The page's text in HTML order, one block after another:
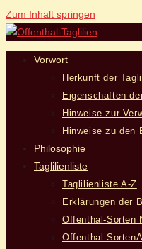
Zum Inhalt springen
Vorwort
Herkunft der
Eigenschaften
Hinweise zur
Hinweise zu den
Philosophie
Taglilienliste
Taglilienliste A-Z
Erklärungen der
Offenthal-Sorten
Offenthal-Sorten